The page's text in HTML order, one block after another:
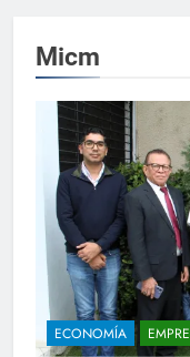
Micm
ECONOMÍA